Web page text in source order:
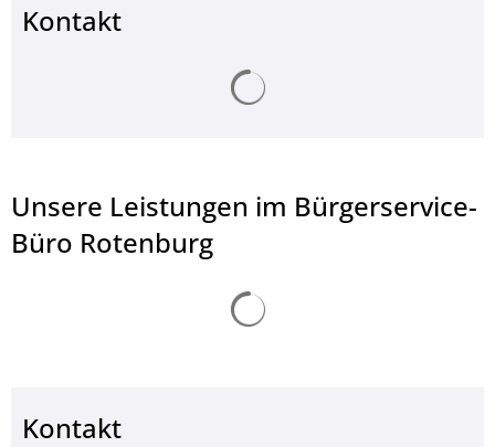
Kontakt
Unsere Leistungen im Bürgerservice-
Büro Rotenburg
Kontakt